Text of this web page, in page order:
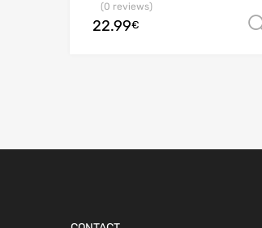
5.00de 5
(0 reviews)
22.99€